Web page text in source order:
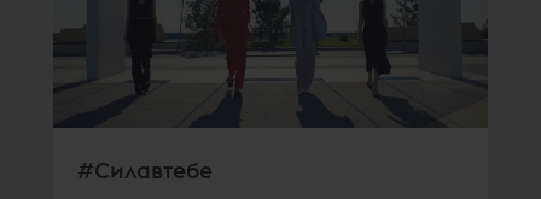
#Силавтебе